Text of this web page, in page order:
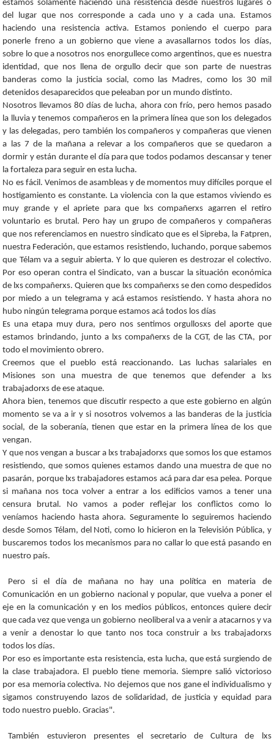
estamos solamente haciendo una resistencia desde nuestros lugares o
del lugar que nos corresponde a cada uno y a cada una. Estamos
haciendo una resistencia activa. Estamos poniendo el cuerpo para
ponerle freno a un gobierno que viene a avasallarnos todos los días,
sobre lo que a nosotros nos enorgullece como argentinos, que es nuestra
identidad, que nos llena de orgullo decir que son parte de nuestras
banderas como la justicia social, como las Madres, como los 30 mil
detenidos desaparecidos que peleaban por un mundo distinto.
Nosotros llevamos 80 días de lucha, ahora con frío, pero hemos pasado
la lluvia y tenemos compañeros en la primera línea que son los delegados
y las delegadas, pero también los compañeros y compañeras que vienen
a las 7 de la mañana a relevar a los compañeros que se quedaron a
dormir y están durante el día para que todos podamos descansar y tener
la fortaleza para seguir en esta lucha.
No es fácil. Venimos de asambleas y de momentos muy difíciles porque el
hostigamiento es constante. La violencia con la que estamos viviendo es
muy grande y el apriete para que lxs compañerxs agarren el retiro
voluntario es brutal. Pero hay un grupo de compañeros y compañeras
que nos referenciamos en nuestro sindicato que es el Sipreba, la Fatpren,
nuestra Federación, que estamos resistiendo, luchando, porque sabemos
que Télam va a seguir abierta. Y lo que quieren es destrozar el colectivo.
Por eso operan contra el Sindicato, van a buscar la situación económica
de lxs compañerxs. Quieren que lxs compañerxs se den como despedidos
por miedo a un telegrama y acá estamos resistiendo. Y hasta ahora no
hubo ningún telegrama porque estamos acá todos los días
Es una etapa muy dura, pero nos sentimos orgullosxs del aporte que
estamos brindando, junto a lxs compañerxs de la CGT, de las CTA, por
todo el movimiento obrero.
Creemos que el pueblo está reaccionando. Las luchas salariales en
Misiones son una muestra de que tenemos que defender a lxs
trabajadorxs de ese ataque.
Ahora bien, tenemos que discutir respecto a que este gobierno en algún
momento se va a ir y si nosotros volvemos a las banderas de la justicia
social, de la soberanía, tienen que estar en la primera línea de los que
vengan.
Y que nos vengan a buscar a lxs trabajadorxs que somos los que estamos
resistiendo, que somos quienes estamos dando una muestra de que no
pasarán, porque lxs trabajadores estamos acá para dar esa pelea. Porque
si mañana nos toca volver a entrar a los edificios vamos a tener una
censura brutal. No vamos a poder reflejar los conflictos como lo
veníamos haciendo hasta ahora. Seguramente lo seguiremos haciendo
desde Somos Télam, del Noti, como lo hicieron en la Televisión Pública, y
buscaremos todos los mecanismos para no callar lo que está pasando en
nuestro país.
Pero si el día de mañana no hay una política en materia de
Comunicación en un gobierno nacional y popular, que vuelva a poner el
eje en la comunicación y en los medios públicos, entonces quiere decir
que cada vez que venga un gobierno neoliberal va a venir a atacarnos y va
a venir a denostar lo que tanto nos toca construir a lxs trabajadorxs
todos los días.
Por eso es importante esta resistencia, esta lucha, que está surgiendo de
la clase trabajadora. El pueblo tiene memoria. Siempre salió victorioso
por esa memoria colectiva. No dejemos que nos gane el individualismo y
sigamos construyendo lazos de solidaridad, de justicia y equidad para
todo nuestro pueblo. Gracias".
También estuvieron presentes el secretario de Cultura de lxs